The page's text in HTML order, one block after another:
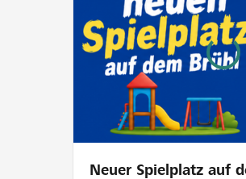
FR IT
Neuer Spielplatz auf